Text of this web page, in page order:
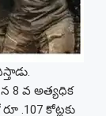
8 వ అత్యధిక
.107 కోట్లకు